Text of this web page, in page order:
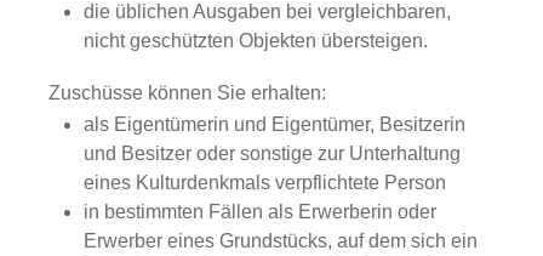
die üblichen Ausgaben bei vergleichbaren,
nicht geschützten Objekten übersteigen.
Zuschüsse können Sie erhalten:
als Eigentümerin und Eigentümer, Besitzerin
und Besitzer oder sonstige zur Unterhaltung
eines Kulturdenkmals verpflichtete Person
in bestimmten Fällen als Erwerberin oder
Erwerber eines Grundstücks, auf dem sich ein